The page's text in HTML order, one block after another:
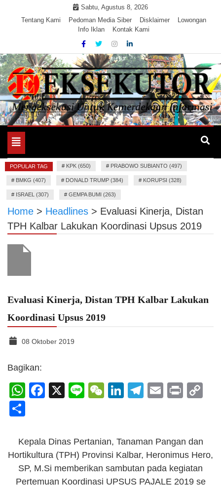
Sabtu, Agustus 8, 2026
Tentang Kami
Pedoman Media Siber Disklaimer
Lowongan
Info Iklan
Kontak Kami
EKSEKUTOR
Mengeksekusi Berita Untuk Kemerdekaan dan Keadilan
Toggle
navigation
POPULAR TAG # KPK (650) # PRABOWO SUBIANTO (497)
# BMKG (407) # DONALD TRUMP (384) # KORUPSI (328)
# ISRAEL (307) # GEMPA BUMI (263)
Home > Headlines > Evaluasi Kinerja, Distan
TPH Kalbar Lakukan Koordinasi Upsus 2019
Evaluasi Kinerja, Distan TPH Kalbar Lakukan
Koordinasi Upsus 2019
08 Oktober 2019
Bagikan:
WhatsApp
Facebook
X LineWeChat
LinkedIn
Telegram
Email
Print
Kepala Dinas Pertanian, Tanaman Pangan dan
Hortikultura (TPH) Provinsi Kalbar, Heronimus Hero,
SP, M.Si memberikan sambutan pada kegiatan
Pertemuan Koordinasi UPSUS PAJALE 2019 se